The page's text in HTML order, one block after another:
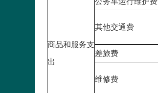
商品和服务支
出
其他交通费
差旅费
维修费